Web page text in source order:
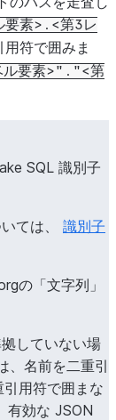
|
|
|
|
要素>.<第3レ
符で囲みま
ル要素>"."<第
SQL 識別子
ては、 識別子
の「文字列」
していない場
、名前を二重引
用符で囲まな
有効な JSON